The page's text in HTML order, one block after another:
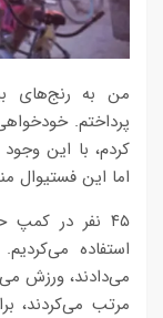
من به رنج‌های
پرداختم.
کردم، با این
اما این فستیوال
۴۵ نفر در
استفاده
می‌دادند، ورزش
مرتب می‌کردند،